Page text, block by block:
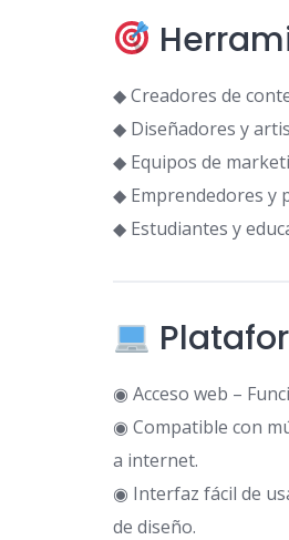
◆ Creadores de
◆ Diseñadores y
◆ Equipos de
◆ Emprendedores y
◆ Estudiantes y
◉ Acceso web –
◉ Compatible con
a internet.
◉ Interfaz fácil de
de diseño.